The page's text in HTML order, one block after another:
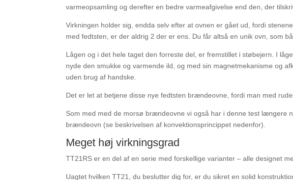
varmeopsamling og derefter en bedre varmeafgivelse end den, der
Virkningen holder sig, endda selv efter at ovnen er gået ud, fordi
med fedtsten, er der aldrig 2 der er ens. Du får altså en unik ovn, som
Lågen og i det hele taget den forreste del, er fremstillet i støbejern. I
nyde den smukke og varmende ild, og med sin magnetmekanisme og
uden brug af handske.
Det er let at betjene disse nye fedtsten brændeovne, fordi man med
Som med med de morsø brændeovne vi også har i denne test længere
brændeovn (se beskrivelsen af konvektionsprincippet nedenfor).
Meget høj virkningsgrad
TT21RS er en del af en serie med forskellige varianter – alle designet
Uagtet hvilken TT21, du beslutter dig for, er du sikret en solid